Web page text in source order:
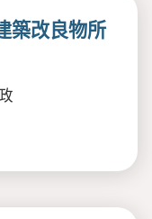
築改良物所